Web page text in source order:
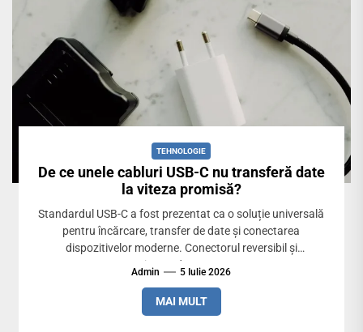
TEHNOLOGIE
De ce unele cabluri USB-C nu transferă date
la viteza promisă?
Standardul USB-C a fost prezentat ca o soluție universală
pentru încărcare, transfer de date și conectarea
dispozitivelor moderne. Conectorul reversibil și
capacitatea de a suporta...
Admin 5 Iulie 2026
MAI MULT